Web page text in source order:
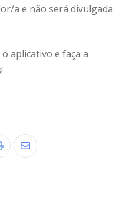
a e não será divulgada
aplicativo e faça a
Share